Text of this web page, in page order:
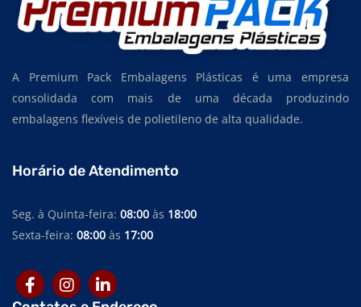
A Premium Pack Embalagens Plásticas é uma empresa
consolidada com mais de uma década produzindo
embalagens flexíveis de polietileno de alta qualidade.
Horário de Atendimento
Seg. à Quinta-feira: 08:00 às 18:00
Sexta-feira: 08:00 às 17:00